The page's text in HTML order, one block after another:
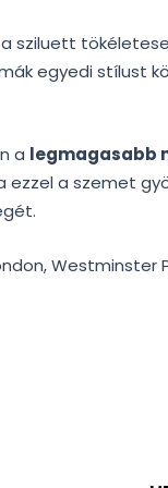
sziluett
egyedi stílust
a legmagasabb
ezzel a szemet
Westminster